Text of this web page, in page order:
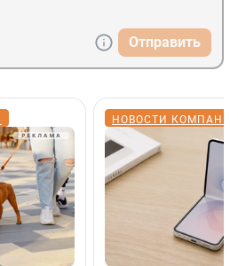
Отправить
НОВОСТИ